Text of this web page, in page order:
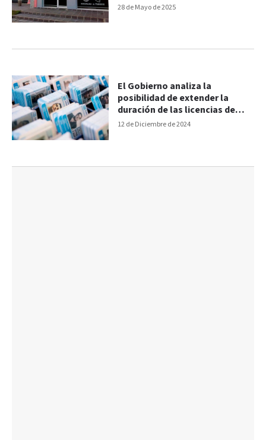
28 de Mayo de 2025
12 de Diciembre de 2024
El Gobierno analiza la
posibilidad de extender la
duración de las licencias de
conducir